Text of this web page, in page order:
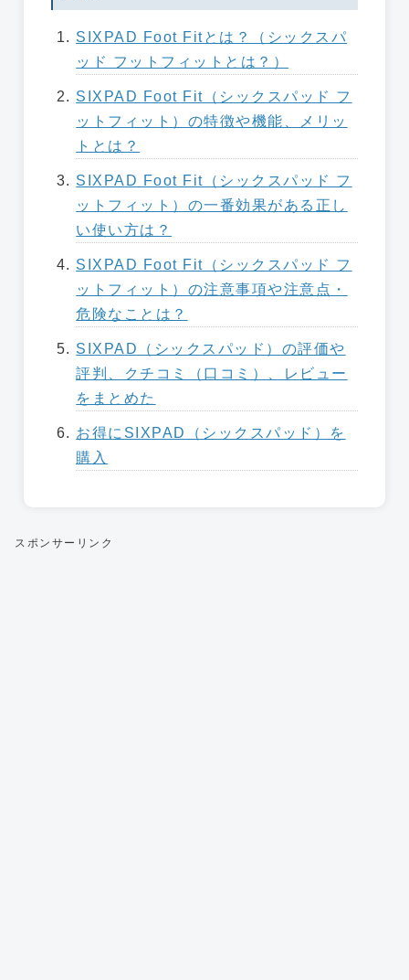
SIXPAD Foot Fitとは？（シックスパ
ッド フットフィットとは？）
SIXPAD Foot Fit（シックスパッド フ
ットフィット）の特徴や機能、メリッ
トとは？
SIXPAD Foot Fit（シックスパッド フ
ットフィット）の一番効果がある正し
い使い方は？
SIXPAD Foot Fit（シックスパッド フ
ットフィット）の注意事項や注意点・
危険なことは？
SIXPAD（シックスパッド）の評価や
評判、クチコミ（口コミ）、レビュー
をまとめた
お得にSIXPAD（シックスパッド）を
購入
スポンサーリンク